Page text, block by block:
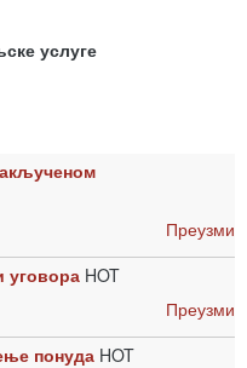
услуге
Преузми
уговора HOT
Преузми
понуда HOT